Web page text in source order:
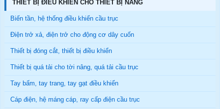
THIẾT BỊ ĐIỀU KHIỂN CHO THIẾT BỊ NÂNG
Biến tần, hệ thống điều khiển cầu trục
Điện trở xả, điện trở cho động cơ dây cuốn
Thiết bị đóng cắt, thiết bị điều khiển
Thiết bị quá tải cho tời nâng, quá tải cầu trục
Tay bấm, tay trang, tay gạt điều khiển
Cáp điện, hệ máng cáp, ray cấp điện cầu trục